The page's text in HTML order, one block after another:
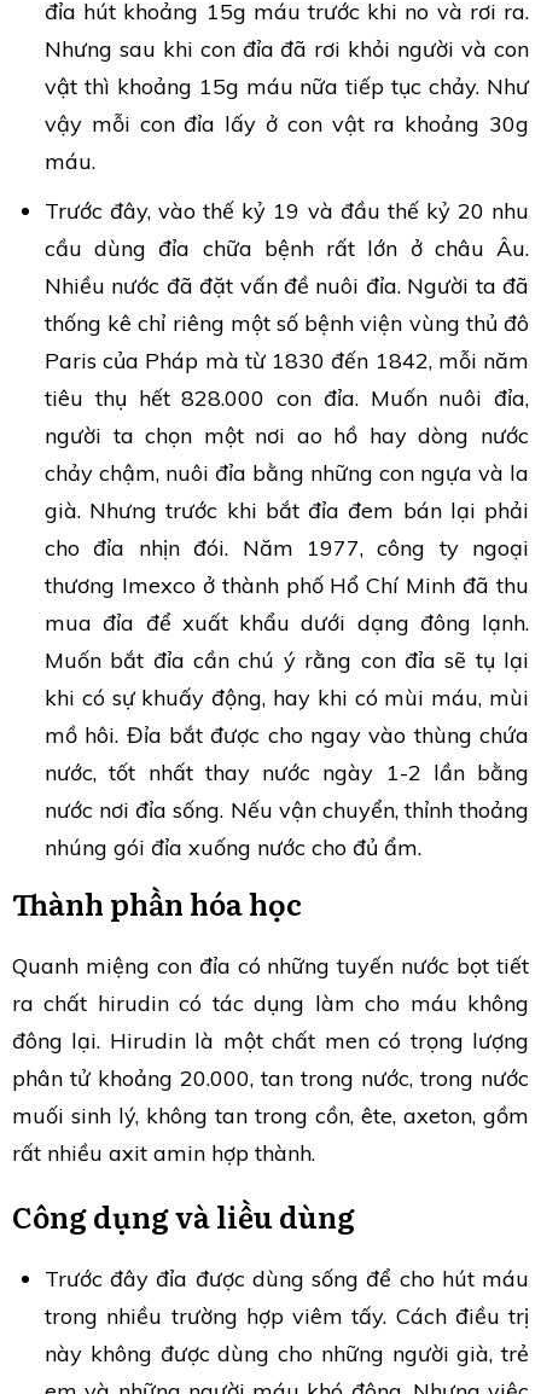
đỉa hút khoảng 15g máu trước khi no và rơi ra.
Nhưng sau khi con đỉa đã rơi khỏi người và con
vật thì khoảng 15g máu nữa tiếp tục chảy. Như
vậy mỗi con đỉa lấy ở con vật ra khoảng 30g
máu.
Trước đây, vào thế kỷ 19 và đầu thế kỷ 20 nhu
cầu dùng đỉa chữa bệnh rất lớn ở châu Âu.
Nhiều nước đã đặt vấn đề nuôi đỉa. Người ta đã
thống kê chỉ riêng một số bệnh viện vùng thủ đô
Paris của Pháp mà từ 1830 đến 1842, mỗi năm
tiêu thụ hết 828.000 con đỉa. Muốn nuôi đỉa,
người ta chọn một nơi ao hồ hay dòng nước
chảy chậm, nuôi đỉa bằng những con ngựa và la
già. Nhưng trước khi bắt đỉa đem bán lại phải
cho đỉa nhịn đói. Năm 1977, công ty ngoại
thương Imexco ở thành phố Hổ Chí Minh đã thu
mua đỉa để xuất khẩu dưới dạng đông lạnh.
Muốn bắt đỉa cần chú ý rằng con đỉa sẽ tụ lại
khi có sự khuấy động, hay khi có mùi máu, mùi
mồ hôi. Đỉa bắt được cho ngay vào thùng chứa
nước, tốt nhất thay nước ngày 1-2 lần bằng
nước nơi đỉa sống. Nếu vận chuyển, thỉnh thoảng
nhúng gói đỉa xuống nước cho đủ ẩm.
Thành phần hóa học
Quanh miệng con đỉa có những tuyến nước bọt tiết
ra chất hirudin có tác dụng làm cho máu không
đông lại. Hirudin là một chất men có trọng lượng
phân tử khoảng 20.000, tan trong nước, trong nước
muối sinh lý, không tan trong cồn, ête, axeton, gồm
rất nhiều axit amin hợp thành.
Công dụng và liều dùng
Trước đây đỉa được dùng sống để cho hút máu
trong nhiều trường hợp viêm tấy. Cách điều trị
này không được dùng cho những người già, trẻ